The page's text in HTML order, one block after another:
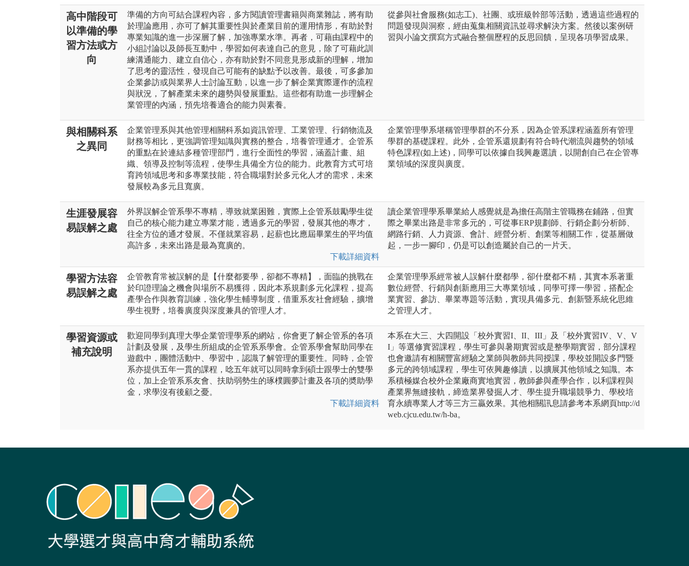
高中階段可
以準備的學
習方法或方
向
準備的方向可結合課程內容，多方閱讀管理書籍與商業雜誌，將有助
於理論應用，亦可了解其重要性與於產業目前的運用情形，有助於對
專業知識的進一步深層了解，加強專業水準。再者，可藉由課程中的
小組討論以及師長互動中，學習如何表達自己的意見，除了可藉此訓
練溝通能力、建立自信心，亦有助於對不同意見形成新的理解，增加
了思考的靈活性，發現自己可能有的缺點予以改善。最後，可多參加
企業參訪或與業界人士討論互動，以進一步了解企業實際運作的流程
與狀況，了解產業未來的趨勢與發展重點。這些都有助進一步理解企
業管理的內涵，預先培養適合的能力與素養。
從參與社會服務(如志工)、社團、或班級幹部等活動，透過這些過程的
問題發現與洞察，經由蒐集相關資訊並尋求解決方案。然後以案例研
習與小論文撰寫方式融合整個歷程的反思回饋，呈現各項學習成果。
與相關科系
之異同
企業管理系與其他管理相關科系如資訊管理、工業管理、行銷物流及
財務等相比，更強調管理知識與實務的整合，培養管理通才。企管系
的重點在於連結多種管理部門，進行全面性的學習，涵蓋計畫、組
織、領導及控制等流程，使學生具備全方位的能力。此教育方式可培
育跨領域思考和多專業技能，符合職場對於多元化人才的需求，未來
發展較為多元且寬廣。
企業管理學系堪稱管理學群的不分系，因為企管系課程涵蓋所有管理
學群的基礎課程。此外，企管系還規劃有符合時代潮流與趨勢的領域
特色課程(如上述)，同學可以依據自我興趣選讀，以開創自己在企管專
業領域的深度與廣度。
生涯發展容
易誤解之處
外界誤解企管系學不專精，導致就業困難，實際上企管系鼓勵學生從
自己的核心能力建立專業才能，透過多元的學習，發展其他的專才，
往全方位的通才發展。不僅就業容易，起薪也比應屆畢業生的平均值
高許多，未來出路是最為寬廣的。
下載詳細資料
讀企業管理學系畢業給人感覺就是為擔任高階主管職務在鋪路，但實
際之畢業出路是非常多元的，可從事ERP規劃師、行銷企劃/分析師、
網路行銷、人力資源、會計、經營分析、創業等相關工作，從基層做
起，一步一腳印，仍是可以創造屬於自己的一片天。
學習方法容
易誤解之處
企管教育常被誤解的是【什麼都要學，卻都不專精】，面臨的挑戰在
於印證理論之機會與場所不易獲得，因此本系規劃多元化課程，提高
產學合作與教育訓練，強化學生輔導制度，借重系友社會經驗，擴增
學生視野，培養廣度與深度兼具的管理人才。
企業管理學系經常被人誤解什麼都學，卻什麼都不精，其實本系著重
數位經營、行銷與創新應用三大專業領域，同學可擇一學習，搭配企
業實習、參訪、畢業專題等活動，實現具備多元、創新暨系統化思維
之管理人才。
學習資源或
補充說明
歡迎同學到真理大學企業管理學系的網站，你會更了解企管系的各項
計劃及發展，及學生所組成的企管系系學會。企管系學會幫助同學在
遊戲中，團體活動中、學習中，認識了解管理的重要性。同時，企管
系亦提供五年一貫的課程，唸五年就可以同時拿到碩士跟學士的雙學
位，加上企管系系友會、扶助弱勢生的琢樸圓夢計畫及各項的奬助學
金，求學沒有後顧之憂。
下載詳細資料
本系在大三、大四開設「校外實習I、II、III」及「校外實習IV、V、V
I」等選修實習課程，學生可參與暑期實習或是整學期實習，部分課程
也會邀請有相關豐富經驗之業師與教師共同授課，學校並開設多門暨
多元的跨領域課程，學生可依興趣修讀，以擴展其他領域之知識。本
系積極媒合校外企業廠商實地實習，教師參與產學合作，以利課程與
產業界無縫接軌，締造業界發掘人才、學生提升職場競爭力、學校培
育永續專業人才等三方三贏效果。其他相關訊息請參考本系網頁http://d
web.cjcu.edu.tw/h-ba。